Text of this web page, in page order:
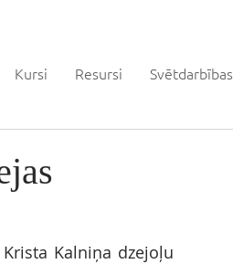
Kursi Resursi Svētdarbības
Kalniņa dzejoļu